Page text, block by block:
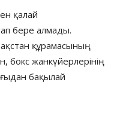
қалай
бере алмады.
құрамасының
бокс жанкүйерлерінің
бақылай